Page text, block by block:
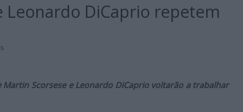
Leonardo DiCaprio repetem
Scorsese e Leonardo DiCaprio voltarão a trabalhar